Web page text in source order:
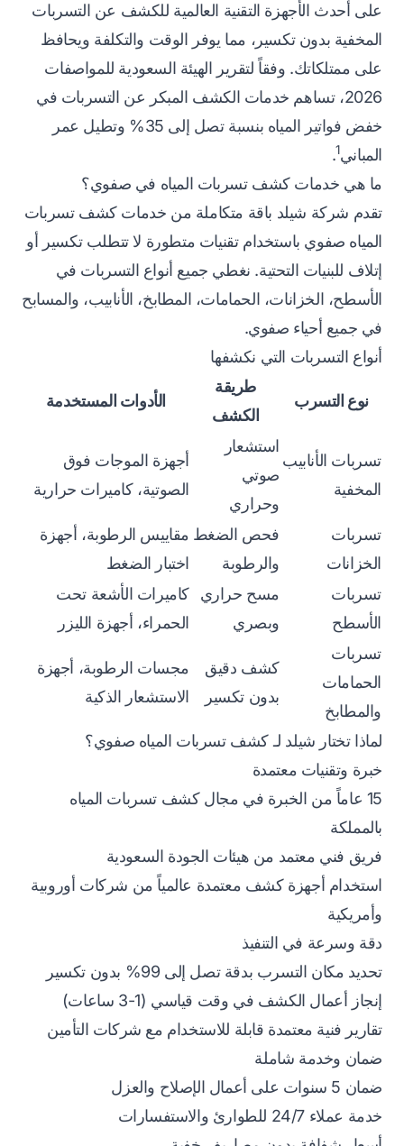
على أحدث الأجهزة التقنية العالمية للكشف عن التسربات
المخفية بدون تكسير، مما يوفر الوقت والتكلفة ويحافظ
على ممتلكاتك. وفقاً لتقرير الهيئة السعودية للمواصفات
2026، تساهم خدمات الكشف المبكر عن التسربات في
خفض فواتير المياه بنسبة تصل إلى 35% وتطيل عمر
المباني1
.
ما هي خدمات كشف تسربات المياه في صفوي؟
تقدم شركة شيلد باقة متكاملة من خدمات كشف تسربات
المياه صفوي باستخدام تقنيات متطورة لا تتطلب تكسير أو
إتلاف للبنيات التحتية. نغطي جميع أنواع التسربات في
الأسطح، الخزانات، الحمامات، المطابخ، الأنابيب، والمسابح
في جميع أحياء صفوي.
أنواع التسربات التي نكشفها
نوع التسرب
طريقة
الكشف
الأدوات المستخدمة
تسربات الأنابيب
المخفية
استشعار
صوتي
وحراري
أجهزة الموجات فوق
الصوتية، كاميرات حرارية
تسربات
الخزانات
فحص الضغط
والرطوبة
مقاييس الرطوبة، أجهزة
اختبار الضغط
تسربات
الأسطح
مسح حراري
وبصري
كاميرات الأشعة تحت
الحمراء، أجهزة الليزر
تسربات
الحمامات
والمطابخ
كشف دقيق
بدون تكسير
مجسات الرطوبة، أجهزة
الاستشعار الذكية
لماذا تختار شيلد لـ كشف تسربات المياه صفوي؟
خبرة وتقنيات معتمدة
15 عاماً من الخبرة في مجال كشف تسربات المياه
بالمملكة
فريق فني معتمد من هيئات الجودة السعودية
استخدام أجهزة كشف معتمدة عالمياً من شركات أوروبية
وأمريكية
دقة وسرعة في التنفيذ
تحديد مكان التسرب بدقة تصل إلى 99% بدون تكسير
إنجاز أعمال الكشف في وقت قياسي (1-3 ساعات)
تقارير فنية معتمدة قابلة للاستخدام مع شركات التأمين
ضمان وخدمة شاملة
ضمان 5 سنوات على أعمال الإصلاح والعزل
خدمة عملاء 24/7 للطوارئ والاستفسارات